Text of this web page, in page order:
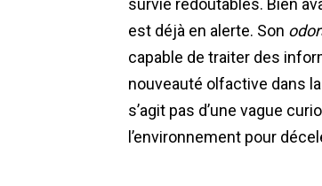
est déjà en alerte. Son
capable de traiter des
nouveauté olfactive dans
s’agit pas d’une vague
l’environnement pour